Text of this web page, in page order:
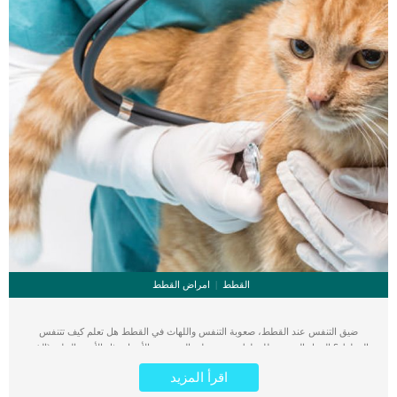
القطط امراض القطط
ضيق التنفس عند القطط، صعوبة التنفس واللهاث في القطط هل تعلم كيف تتنفس
القطط ؟ الجهاز التنفسي للقطط يحتوي على العديد من الأجزاء مثل الأنف، الحلق (الذي
يتكون من البلعوم والحنجرة)، القصبة الهوائية والرئتين. يمر الهواء من خلال الأنف إلى
الرئتين أثناء عملية التنفس. في الرئتين يتم نقل الأكسجين إلى كرات الدم الحمراء والتي
اقرأ المزيد